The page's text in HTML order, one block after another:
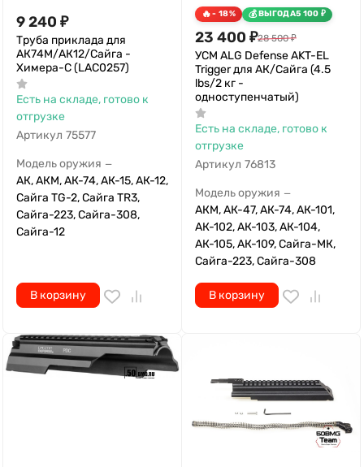
9 240 ₽
Труба приклада для
АК74М/АК12/Сайга -
Химера-С (LAC0257)
Есть на складе, готово к
отгрузке
Артикул 75577
Модель оружия —
АК, АКМ, АК-74, АК-15, АК-12,
Сайга TG-2, Сайга TR3,
Сайга-223, Сайга-308,
Сайга-12
В корзину
- 18% ВЫГОДА5 100 ₽
23 400 ₽28 500 ₽
УСМ ALG Defense AKT-EL
Trigger для АК/Сайга (4.5
lbs/2 кг -
одноступенчатый)
Есть на складе, готово к
отгрузке
Артикул 76813
Модель оружия —
АКМ, АК-47, АК-74, АК-101,
АК-102, АК-103, АК-104,
АК-105, АК-109, Сайга-МК,
Сайга-223, Сайга-308
В корзину